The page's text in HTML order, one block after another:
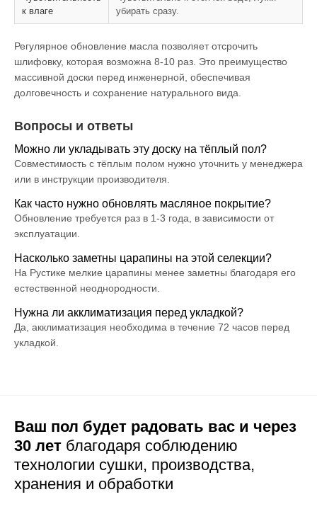
к влаге
убирать сразу.
Регулярное обновление масла позволяет отсрочить
шлифовку, которая возможна 8-10 раз. Это преимущество
массивной доски перед инженерной, обеспечивая
долговечность и сохранение натурального вида.
Вопросы и ответы
Можно ли укладывать эту доску на тёплый пол?
Совместимость с тёплым полом нужно уточнить у менеджера
или в инструкции производителя.
Как часто нужно обновлять масляное покрытие?
Обновление требуется раз в 1-3 года, в зависимости от
эксплуатации.
Насколько заметны царапины на этой селекции?
На Рустике мелкие царапины менее заметны благодаря его
естественной неоднородности.
Нужна ли акклиматизация перед укладкой?
Да, акклиматизация необходима в течение 72 часов перед
укладкой.
Ваш пол будет радовать вас и через
30 лет благодаря соблюдению
технологии сушки, производства,
хранения и обработки